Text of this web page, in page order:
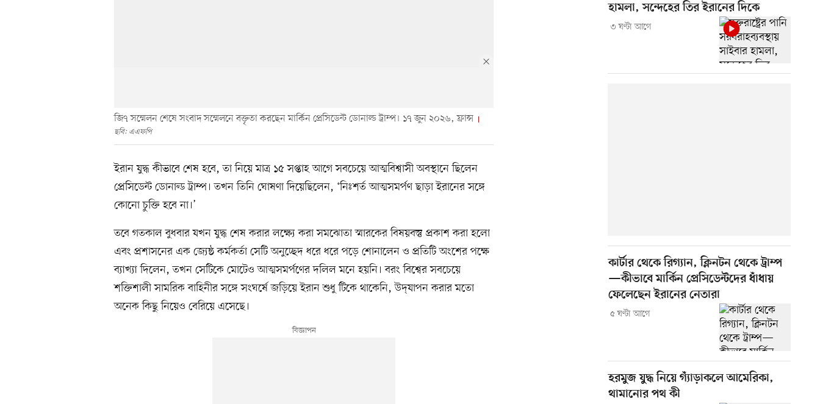
জি৭ সম্মেলন শেষে সংবাদ সম্মেলনে বক্তৃতা করছেন মার্কিন প্রেসিডেন্ট ডোনাল্ড ট্রাম্প। ১৭ জুন ২০২৬, ফ্রান্স
ছবি: এএফপি
ইরান যুদ্ধ কীভাবে শেষ হবে, তা নিয়ে মাত্র ১৫ সপ্তাহ আগে সবচেয়ে আত্মবিশ্বাসী অবস্থানে ছিলেন
প্রেসিডেন্ট ডোনাল্ড ট্রাম্প। তখন তিনি ঘোষণা দিয়েছিলেন, ‘নিঃশর্ত আত্মসমর্পণ ছাড়া ইরানের সঙ্গে
কোনো চুক্তি হবে না।’
তবে গতকাল বুধবার যখন যুদ্ধ শেষ করার লক্ষ্যে করা সমঝোতা স্মারকের বিষয়বস্তু প্রকাশ করা হলো
এবং প্রশাসনের এক জ্যেষ্ঠ কর্মকর্তা সেটি অনুচ্ছেদ ধরে ধরে পড়ে শোনালেন ও প্রতিটি অংশের পক্ষে
ব্যাখ্যা দিলেন, তখন সেটিকে মোটেও আত্মসমর্পণের দলিল মনে হয়নি। বরং বিশ্বের সবচেয়ে
শক্তিশালী সামরিক বাহিনীর সঙ্গে সংঘর্ষে জড়িয়ে ইরান শুধু টিকে থাকেনি, উদ্‌যাপন করার মতো
অনেক কিছু নিয়েও বেরিয়ে এসেছে।
হামলা, সন্দেহের তির ইরানের দিকে
৩ ঘণ্টা আগে
কার্টার থেকে রিগ্যান, ক্লিনটন থেকে ট্রাম্প
—কীভাবে মার্কিন প্রেসিডেন্টদের ধাঁধায়
ফেলেছেন ইরানের নেতারা
৫ ঘণ্টা আগে
হরমুজ যুদ্ধ নিয়ে গ্যাঁড়াকলে আমেরিকা,
থামানোর পথ কী